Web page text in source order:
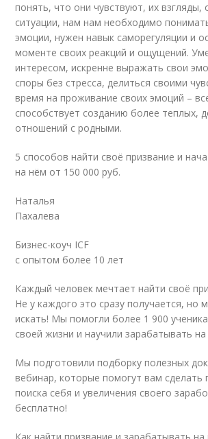
понять, что они чувствуют, их взгляды,
ситуации, нам нам необходимо
эмоции, нужен навык саморегуляции и
моменте своих реакций и ощущений.
интересом, искренне выражать свои
споры без стресса, делиться своими
время на проживание своих эмоций –
способствует созданию более теплых,
отношений с родными.
5 способов найти своё призвание и
на нём от 150 000 руб.
Наталья
Пахалева
Бизнес-коуч ICF
с опытом более 10 лет
Каждый человек мечтает найти своё
Не у каждого это сразу получается, но
искать! Мы помогли более 1 900
своей жизни и научили зарабатывать
Мы подготовили подборку полезных
вебинар, которые помогут вам сделать
поиска себя и увеличения своего
бесплатно!